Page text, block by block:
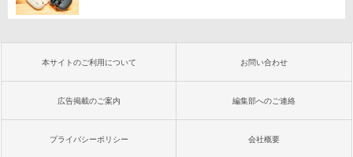
本サイトのご利用について お問い合わせ
広告掲載のご案内 編集部へのご連絡
プライバシーポリシー 会社概要